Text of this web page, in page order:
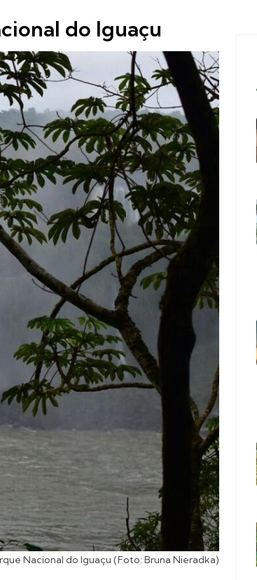
do Iguaçu
Nacional do Iguaçu (Foto: Bruna Nieradka)